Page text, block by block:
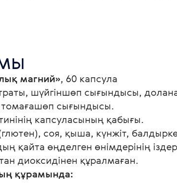
магний», 60 капсула
шүйгіншөп сығындысы,
сығындысы.
капсуласының қабығы.
соя, қыша, күнжіт,
қайта өңделген өнімдерінің
диоксидінен құралмаған.
құрамында: